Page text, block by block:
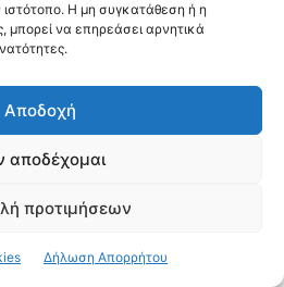
Η μη συγκατάθεση ή η
να επηρεάσει αρνητικά
Αποδοχή
αποδέχομαι
προτιμήσεων
Δήλωση Απορρήτου